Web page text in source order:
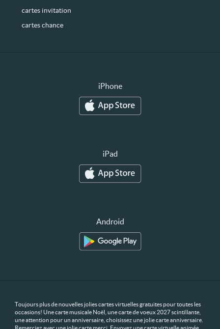
cartes invitation
cartes chance
iPhone
iPad
Android
Toujours plus de nouvelles jolies cartes virtuelles gratuites pour toutes les
occasions! Une carte musicale Noël, une carte de voeux 2027 scintillante,
une attention pour un anniversaire, choisissez une jolie carte anniversaire.
Remerciez avec une jolie carte merci. Envoyez une carte virtuelle animée,